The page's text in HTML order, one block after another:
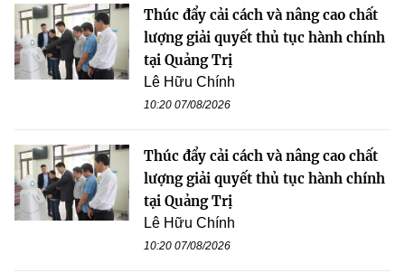
Thúc đẩy cải cách và nâng cao chất
lượng giải quyết thủ tục hành chính
tại Quảng Trị
Lê Hữu Chính
10:20 07/08/2026
Thúc đẩy cải cách và nâng cao chất
lượng giải quyết thủ tục hành chính
tại Quảng Trị
Lê Hữu Chính
10:20 07/08/2026